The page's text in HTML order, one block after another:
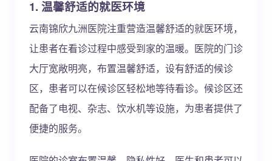
1. 温馨舒适的就医环境
云南锦欣九洲医院注重营造温馨舒适的就医环境，
让患者在看诊过程中感受到家的温暖。医院的门诊
大厅宽敞明亮，布置温馨舒适，设有舒适的候诊
区，患者可以在候诊区轻松地等待看诊。候诊区还
配备了电视、杂志、饮水机等设施，为患者提供了
便捷的服务。